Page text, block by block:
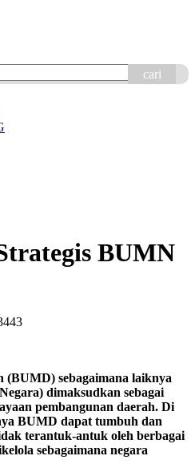
cari
BUMN
sebagaimana laiknya
dimaksudkan sebagai
pembangunan daerah. Di
BUMD dapat tumbuh dan
terantuk-antuk oleh berbagai
sebagaimana negara